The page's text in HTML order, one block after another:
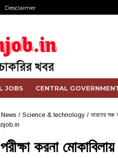
Desclaimer
JOBS CENTRAL
/ Science & technology/ ভারতের শুরু
করনা মোকাবিলায়